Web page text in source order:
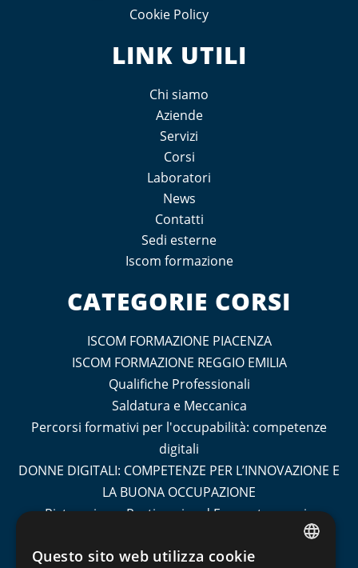
Cookie Policy
LINK UTILI
Chi siamo
Aziende
Servizi
Corsi
Laboratori
News
Contatti
Sedi esterne
Iscom formazione
CATEGORIE CORSI
ISCOM FORMAZIONE PIACENZA
ISCOM FORMAZIONE REGGIO EMILIA
Qualifiche Professionali
Saldatura e Meccanica
Percorsi formativi per l'occupabilità: competenze
digitali
DONNE DIGITALI: COMPETENZE PER L’INNOVAZIONE E
LA BUONA OCCUPAZIONE
Ristorazione, Pasticceria ed Enogastronomia
Turismo
Questo sito web utilizza cookie